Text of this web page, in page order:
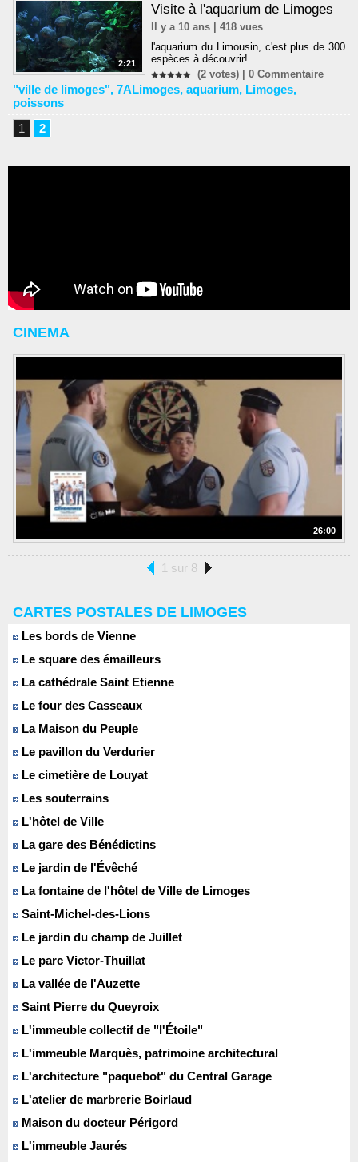
2:21
Visite à l'aquarium de Limoges
Il y a 10 ans | 418 vues
l'aquarium du Limousin, c'est plus de 300
espèces à découvrir!
(2 votes) |0 Commentaire
"ville de limoges", 7ALimoges, aquarium, Limoges,
poissons
1
2
CINEMA
26:00
1 sur 8
CARTES POSTALES DE LIMOGES
Les bords de Vienne
Le square des émailleurs
La cathédrale Saint Etienne
Le four des Casseaux
La Maison du Peuple
Le pavillon du Verdurier
Le cimetière de Louyat
Les souterrains
L'hôtel de Ville
La gare des Bénédictins
Le jardin de l'Évêché
La fontaine de l'hôtel de Ville de Limoges
Saint-Michel-des-Lions
Le jardin du champ de Juillet
Le parc Victor-Thuillat
La vallée de l'Auzette
Saint Pierre du Queyroix
L'immeuble collectif de "l'Étoile"
L'immeuble Marquès, patrimoine architectural
L'architecture "paquebot" du Central Garage
L'atelier de marbrerie Boirlaud
Maison du docteur Périgord
L'immeuble Jaurés